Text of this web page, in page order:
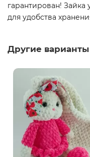
гарантирован! Зайка
для удобства
Другие варианты